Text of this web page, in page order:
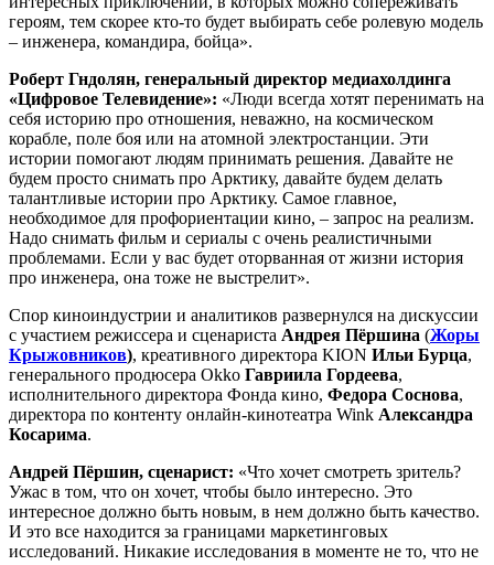
героям, тем скорее кто-то будет выбирать себе ролевую модель
– инженера, командира, бойца».
Роберт ⁠Гндолян, генеральный директор медиахолдинга
«Цифровое Телевидение»: «Люди всегда хотят перенимать на
себя историю про отношения, неважно, на космическом
корабле, поле боя или на атомной электростанции. Эти
истории помогают людям принимать решения. Давайте не
будем просто снимать про Арктику, давайте будем делать
талантливые истории про Арктику. Самое главное,
необходимое для профориентации кино, – запрос на реализм.
Надо снимать фильм и сериалы с очень реалистичными
проблемами. Если у вас будет оторванная от жизни история
про инженера, она тоже не выстрелит».
Спор киноиндустрии и аналитиков развернулся на дискуссии
с участием режиссера и сценариста Андрея Пёршина (Жоры
Крыжовников), креативного директора KION Ильи Бурца,
генерального продюсера Okko Гавриила Гордеева,
исполнительного директора Фонда кино, Федора Соснова,
директора по контенту онлайн-кинотеатра Wink Александра
Косарима.
Андрей Пёршин, сценарист: «Что хочет смотреть зритель?
Ужас в том, что он хочет, чтобы было интересно. Это
интересное должно быть новым, в нем должно быть качество.
И это все находится за границами маркетинговых
исследований. Никакие исследования в моменте не то, что не